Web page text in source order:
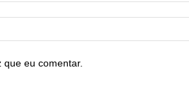
eu comentar.